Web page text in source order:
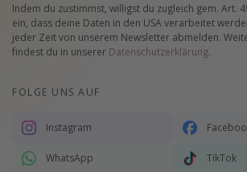
Indem du zustimmst, willigst du zugleich gem. Art.
ein, dass deine Daten in den USA verarbeitet
jeder Zeit von unserem Newsletter abmelden.
findest du in unserer Datenschutzerklärung.
FOLGE UNS AUF
Instagram
WhatsApp TikTok